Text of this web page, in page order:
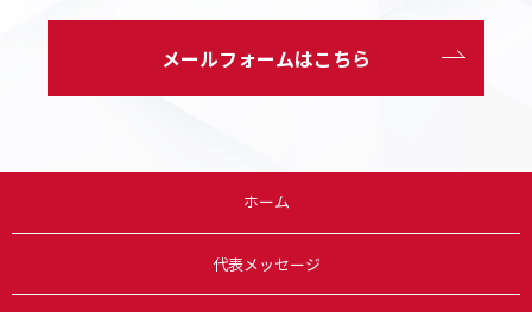
メールフォームはこちら
ホーム
代表メッセージ